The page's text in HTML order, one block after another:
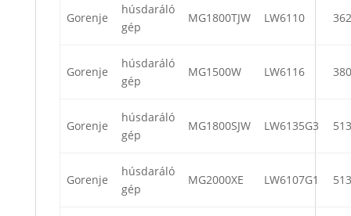
Gorenje
húsdaráló
gép
MG1800TJW LW6110
Gorenje
húsdaráló
gép
MG1500W LW6116
Gorenje
húsdaráló
gép
MG1800SJW LW6135G3
Gorenje
húsdaráló
gép
MG2000XE LW6107G1